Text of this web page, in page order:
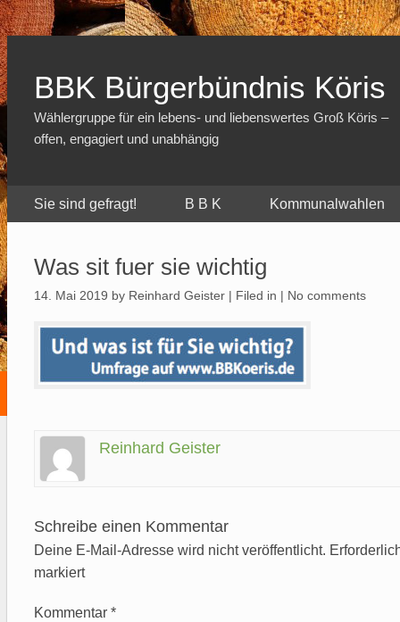
BBK Bürgerbündnis Köris
Wählergruppe für ein lebens- und liebenswertes Groß Köris –
offen, engagiert und unabhängig
Sie sind gefragt! B B K Kommunalwahlen
Was sit fuer sie wichtig
14. Mai 2019 by Reinhard Geister | Filed in | No comments
Reinhard Geister
Schreibe einen Kommentar
Deine E-Mail-Adresse wird nicht veröffentlicht.
markiert
Kommentar *